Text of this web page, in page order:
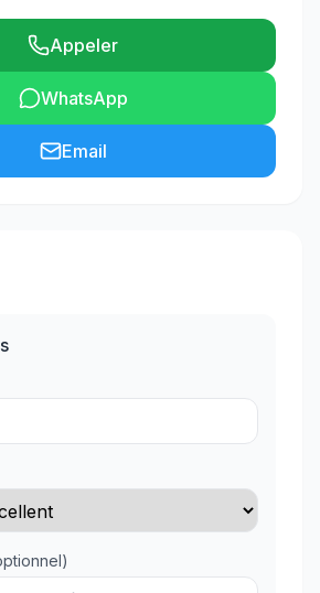
Appeler
WhatsApp
Email